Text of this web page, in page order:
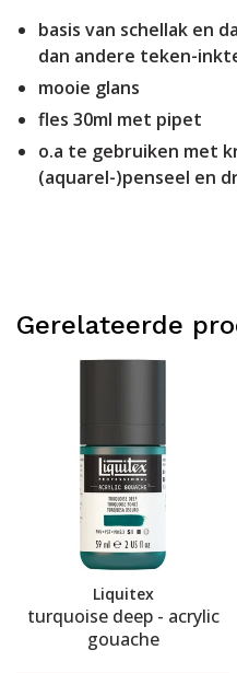
basis van schellak en
dan andere teken-
mooie glans
fles 30ml met pipet
o.a te gebruiken met
(aquarel-)penseel en
Gerelateerde
Liquitex
turquoise deep - acrylic
gouache